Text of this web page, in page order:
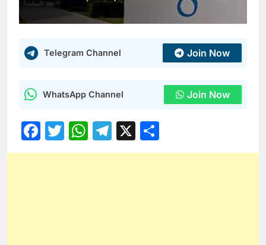
Telegram Channel Join Now
WhatsApp Channel Join Now
Facebook
Twitter
WhatsApp
Telegram
X